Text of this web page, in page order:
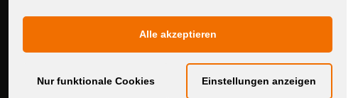
Alle akzeptieren
Nur funktionale Cookies Einstellungen anzeigen